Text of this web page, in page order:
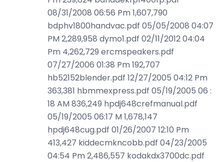
08/31/2008 06:56 Pm 1,607,790
bdphv1800handvac.pdf 05/05/2008 04:07
PM 2,289,958 dymo1.pdf 02/11/2012 04:04
Pm 4,262,729 ercmspeakers.pdf
07/27/2006 01:38 Pm 192,707
hb52152blender.pdf 12/27/2005 04:12 Pm
363,381 hbmmexpress.pdf 05/19/2005 06 :
18 AM 836,249 hpdj648crefmanual.pdf
05/19/2005 06:17 M 1,678,147
hpdj648cug.pdf 01/26/2007 12:10 Pm
413,427 kiddecmkncobb.pdf 04/23/2005
04:54 Pm 2,486,557 kodakdx3700dc.pdf